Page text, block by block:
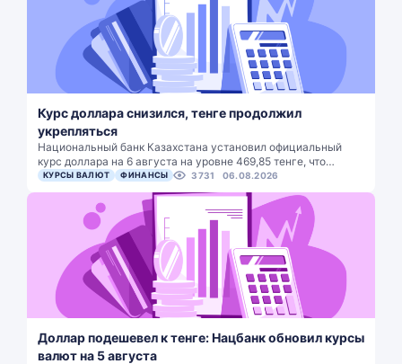
Курс доллара снизился, тенге продолжил
укрепляться
Национальный банк Казахстана установил официальный
курс доллара на 6 августа на уровне 469,85 тенге, что…
КУРСЫ ВАЛЮТ ФИНАНСЫ 3731 06.08.2026
Доллар подешевел к тенге: Нацбанк обновил курсы
валют на 5 августа